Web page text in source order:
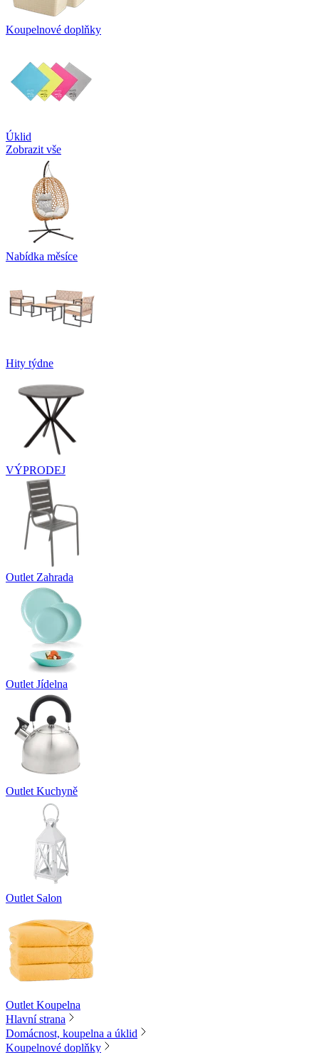
Koupelnové doplňky
Úklid
Zobrazit vše
Nabídka měsíce
Hity týdne
VÝPRODEJ
Outlet Zahrada
Outlet Jídelna
Outlet Kuchyně
Outlet Salon
Outlet Koupelna
Hlavní strana
Domácnost, koupelna a úklid
Koupelnové doplňky